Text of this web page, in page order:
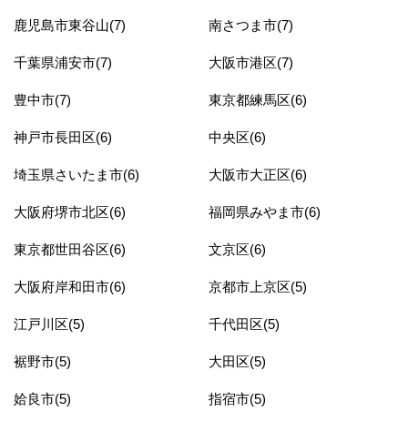
鹿児島市東谷山(7) 南さつま市(7)
千葉県浦安市(7) 大阪市港区(7)
豊中市(7) 東京都練馬区(6)
神戸市長田区(6) 中央区(6)
埼玉県さいたま市(6) 大阪市大正区(6)
大阪府堺市北区(6) 福岡県みやま市(6)
東京都世田谷区(6) 文京区(6)
大阪府岸和田市(6) 京都市上京区(5)
江戸川区(5) 千代田区(5)
裾野市(5) 大田区(5)
姶良市(5) 指宿市(5)